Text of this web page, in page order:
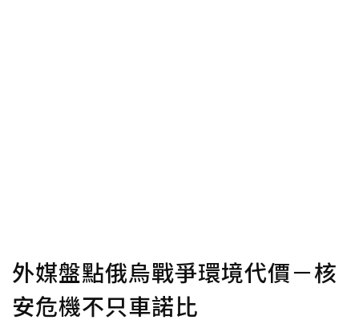
外媒盤點俄烏戰爭環境代價－核
安危機不只車諾比